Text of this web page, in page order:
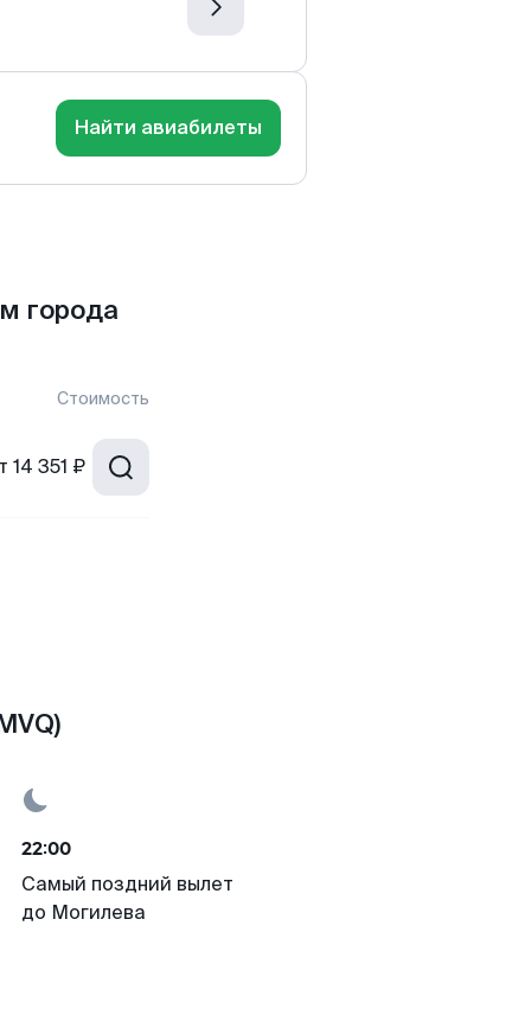
Найти авиабилеты
города
Стоимость
14 351 ₽
22:00
Самый поздний вылет
до Могилева